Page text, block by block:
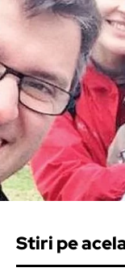
Stiri pe